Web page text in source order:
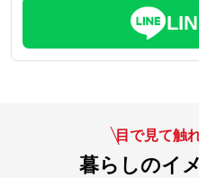
目で見て触
暮らしのイ